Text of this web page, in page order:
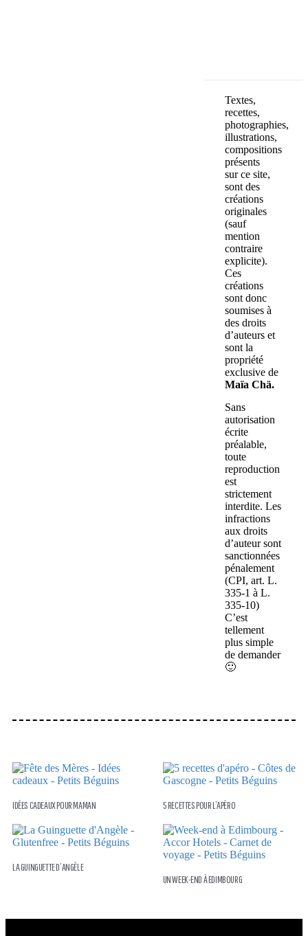
Textes,
recettes,
photographies,
illustrations,
compositions
présents
sur ce site,
sont des
créations
originales
(sauf
mention
contraire
explicite).
Ces
créations
sont donc
soumises à
des droits
d’auteurs et
sont la
propriété
exclusive de
Maïa Chä.
Sans
autorisation
écrite
préalable,
toute
reproduction
est
strictement
interdite. Les
infractions
aux droits
d’auteur sont
sanctionnées
pénalement
(CPI, art. L.
335-1 à L.
335-10)
C’est
tellement
plus simple
de demander
🙂
IDÉES CADEAUX POUR MAMAN 5 RECETTES POUR L’APÉRO
LA GUINGUETTE D’ANGÈLE
UN WEEK-END À EDIMBOURG